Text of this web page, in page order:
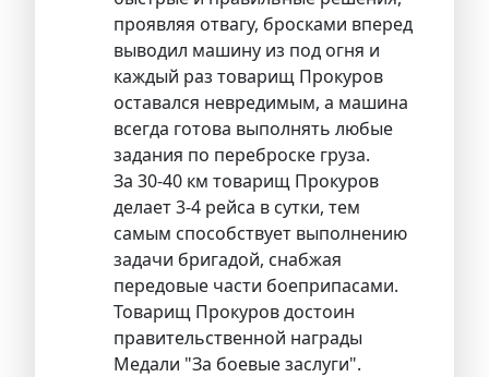
проявляя отвагу, бросками вперед
выводил машину из под огня и
каждый раз товарищ Прокуров
оставался невредимым, а машина
всегда готова выполнять любые
задания по переброске груза.
За 30-40 км товарищ Прокуров
делает 3-4 рейса в сутки, тем
самым способствует выполнению
задачи бригадой, снабжая
передовые части боеприпасами.
Товарищ Прокуров достоин
правительственной награды
Медали "За боевые заслуги".